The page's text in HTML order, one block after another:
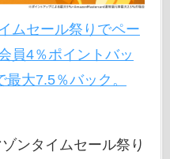
ムセール祭りでペー
員4％ポイントバッ
大7.5％バック。
ンタイムセール祭り